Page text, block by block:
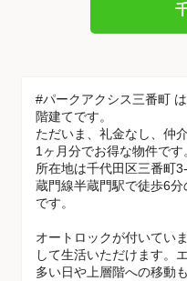
#パークアクシス三番町
階建てです。
ただいま、礼金なし、仲
1ヶ月分でお得な物件です
所在地は千代田区三番町
蔵門線半蔵門駅で徒歩6
です。
オートロックが付いてい
して生活いただけます。
多い日や上層階への移動